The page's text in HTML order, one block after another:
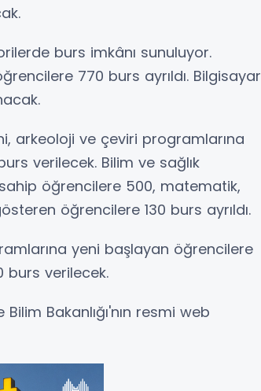
burs imkânı sunuluyor.
770 burs ayrıldı. Bilgisayar
arkeoloji ve çeviri programlarına
verilecek. Bilim ve sağlık
öğrencilere 500, matematik,
öğrencilere 130 burs ayrıldı.
yeni başlayan öğrencilere
burs verilecek.
Bakanlığı'nın resmi web